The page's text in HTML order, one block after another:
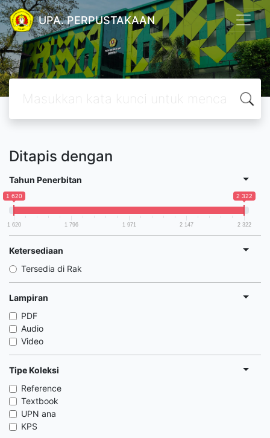
UPA. PERPUSTAKAAN
Ditapis dengan
Tahun Penerbitan
1 620 2 322
1 620 1 796 1 971 2 147 2 322
Ketersediaan
Tersedia di Rak
Lampiran
PDF
Audio
Video
Tipe Koleksi
Reference
Textbook
UPN ana
KPS